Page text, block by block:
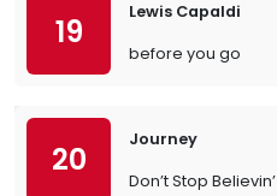
19
Lewis Capaldi
before you go
20
Journey
Don’t Stop Believin’